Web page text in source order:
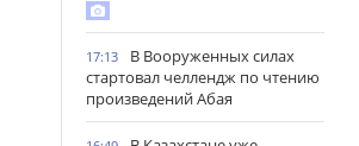
17:13
В Вооруженных силах
стартовал челлендж по чтению
произведений Абая